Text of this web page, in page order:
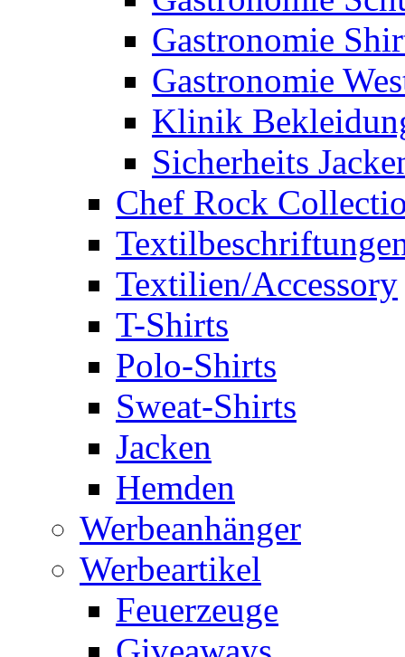
Gastronomie
Gastronomie
Klinik
Sicherheits
Chef Rock
Textilien/Accessory
T-Shirts
Polo-Shirts
Sweat-Shirts
Jacken
Hemden
Werbeanhänger
Werbeartikel
Feuerzeuge